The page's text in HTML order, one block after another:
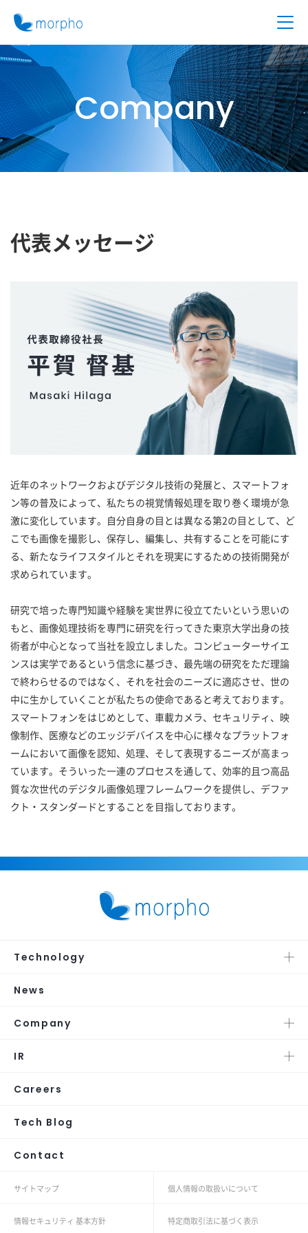
Company
代表メッセージ
近年のネットワークおよびデジタル技術の発展と、スマートフォ
ン等の普及によって、私たちの視覚情報処理を取り巻く環境が急
激に変化しています。自分自身の目とは異なる第2の目として、ど
こでも画像を撮影し、保存し、編集し、共有することを可能にす
る、新たなライフスタイルとそれを現実にするための技術開発が
求められています。
研究で培った専門知識や経験を実世界に役立てたいという思いの
もと、画像処理技術を専門に研究を行ってきた東京大学出身の技
術者が中心となって当社を設立しました。コンピューターサイエ
ンスは実学であるという信念に基づき、最先端の研究をただ理論
で終わらせるのではなく、それを社会のニーズに適応させ、世の
中に生かしていくことが私たちの使命であると考えております。
スマートフォンをはじめとして、車載カメラ、セキュリティ、映
像制作、医療などのエッジデバイスを中心に様々なプラットフォ
ームにおいて画像を認知、処理、そして表現するニーズが高まっ
ています。そういった一連のプロセスを通して、効率的且つ高品
質な次世代のデジタル画像処理フレームワークを提供し、デファ
クト・スタンダードとすることを目指しております。
Technology
News
Company
IR
Careers
Tech Blog
Contact
サイトマップ 個人情報の取扱いについて
情報セキュリティ 基本方針 特定商取引法に基づく表示